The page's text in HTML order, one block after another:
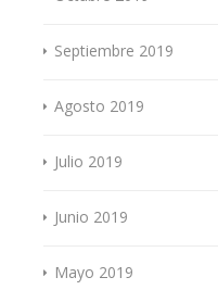
Septiembre 2019
Agosto 2019
Julio 2019
Junio 2019
Mayo 2019